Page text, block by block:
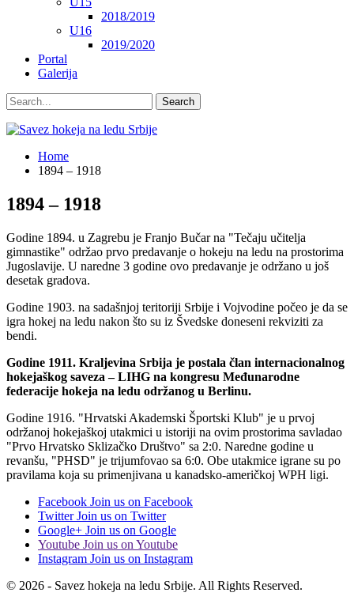
2018/2019
U16
2019/2020
Portal
Galerija
Home
1894 – 1918
1894 – 1918
Godine 1894. u Zagrebu je Franjo Bučar na "Tečaju učitelja
gimnastike" održao prvo predavanje o hokeju na ledu na prostorima
Jugoslavije. U naredne 3 godine ovo predavanje je održano u još
desetak gradova.
Godine 1903. na sadašnjoj teritoriji Srbije i Vojvodine počeo je da se
igra hokej na ledu nakon što su iz Švedske doneseni rekviziti za
bendi.
Godine 1911. Kraljevina Srbija je postala član internacionalnog
hokejaškog saveza – LIHG na kongresu Međunarodne
federacije hokeja na ledu održanog u Berlinu.
Godine 1916. "Hrvatski Akademski Športski Klub" je u prvoj
održanoj hokejaškoj utakmici u istoriji na ovim prostorima savladao
"Prvo Hrvatsko Sklizačko Društvo" sa 2:0. Naredne godine u
revanšu, "PHSD" je trijumfovao sa 6:0. Obe utakmice igrane su po
pravilama koja su primenjivana u kanadsko-američkoj WPH ligi.
Facebook Join us on Facebook
Twitter Join us on Twitter
Google+ Join us on Google
Youtube Join us on Youtube
Instagram Join us on Instagram
© 2026 - Savez hokeja na ledu Srbije. All Rights Reserved.